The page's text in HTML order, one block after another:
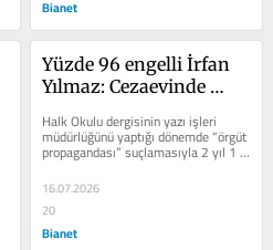
Bianet
Yüzde 96 engelli İrfan
Yılmaz: Cezaevinde
istemiyorum
Halk Okulu dergisinin yazı işleri
müdürlüğünü yaptığı dönemde “örgüt
propagandası” suçlamasıyla 2 yıl 1
ay hapis cezası alan...
16.07.2026
20
Bianet